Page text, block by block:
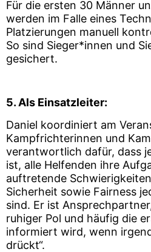
Für die ersten 30 Männer
werden im Falle eines
Platzierungen manuell
So sind Sieger*innen und
gesichert.
5. Als Einsatzleiter:
Daniel koordiniert am
Kampfrichterinnen und
verantwortlich dafür, dass
ist, alle Helfenden ihre
auftretende
Sicherheit sowie Fairness
sind. Er ist
ruhiger Pol und häufig die
informiert wird, wenn
drückt“.